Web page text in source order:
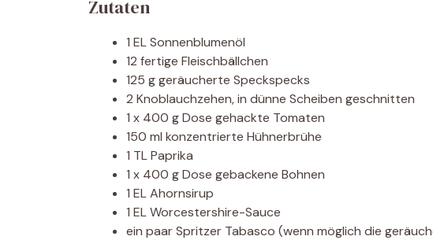
Zutaten
1 EL Sonnenblumenöl
12 fertige Fleischbällchen
125 g geräucherte Speckspecks
2 Knoblauchzehen, in dünne Scheiben geschnitten
1 x 400 g Dose gehackte Tomaten
150 ml konzentrierte Hühnerbrühe
1 TL Paprika
1 x 400 g Dose gebackene Bohnen
1 EL Ahornsirup
1 EL Worcestershire-Sauce
ein paar Spritzer Tabasco (wenn möglich die